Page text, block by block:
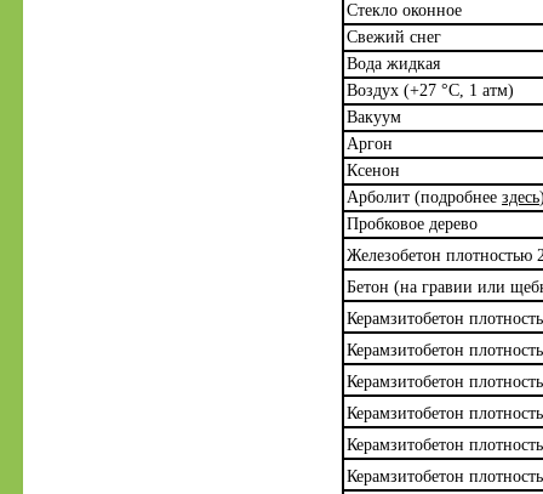
Стекло оконное
Свежий снег
Вода жидкая
Воздух (+27 °C, 1 атм)
Вакуум
Аргон
Ксенон
Арболит (подробнее здесь
Пробковое дерево
Железобетон плотностью
Бетон (на гравии или
Керамзитобетон
Керамзитобетон
Керамзитобетон
Керамзитобетон
Керамзитобетон
Керамзитобетон